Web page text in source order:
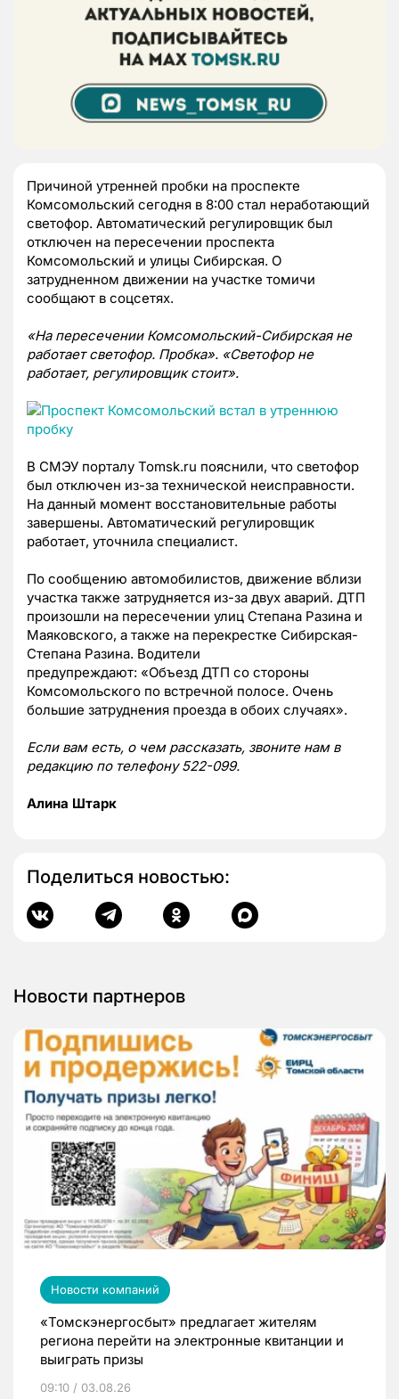
Причиной утренней пробки на проспекте
Комсомольский сегодня в 8:00 стал неработающий
светофор. Автоматический регулировщик был
отключен на пересечении проспекта
Комсомольский и улицы Сибирская. О
затрудненном движении на участке томичи
сообщают в соцсетях.
«На пересечении Комсомольский-Сибирская не
работает светофор. Пробка». «Светофор не
работает, регулировщик стоит».
В СМЭУ порталу Tomsk.ru пояснили, что светофор
был отключен из-за технической неисправности.
На данный момент восстановительные работы
завершены. Автоматический регулировщик
работает, уточнила специалист.
По сообщению автомобилистов, движение вблизи
участка также затрудняется из-за двух аварий. ДТП
произошли на пересечении улиц Степана Разина и
Маяковского, а также на перекрестке Сибирская-
Степана Разина. Водители
предупреждают: «Объезд ДТП со стороны
Комсомольского по встречной полосе. Очень
большие затруднения проезда в обоих случаях».
Если вам есть, о чем рассказать, звоните нам в
редакцию по телефону 522-099.
Алина Штарк
Поделиться новостью:
Новости партнеров
Новости компаний
«Томскэнергосбыт» предлагает жителям
региона перейти на электронные квитанции и
выиграть призы
09:10 / 03.08.26